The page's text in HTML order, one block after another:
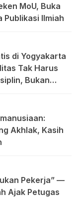
MoU, Buka
Publikasi Ilmiah
di Yogyakarta
Tak Harus
Bukan
Akhlak, Kasih
Pekerja” —
Ajak Petugas